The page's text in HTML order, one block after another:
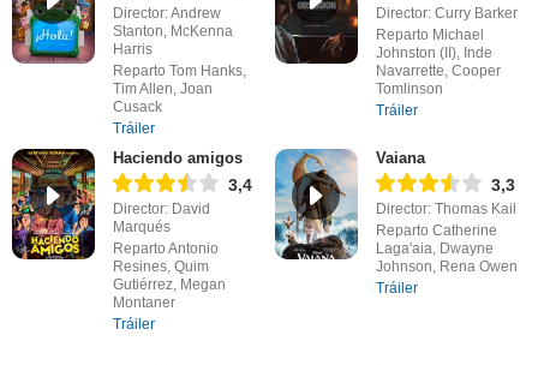
Director: Andrew
Stanton, McKenna
Harris
Reparto Tom Hanks,
Tim Allen, Joan
Cusack
Tráiler
Director: Curry Barker
Reparto Michael
Johnston (II), Inde
Navarrette, Cooper
Tomlinson
Tráiler
Haciendo amigos
3,4
Director: David
Marqués
Reparto Antonio
Resines, Quim
Gutiérrez, Megan
Montaner
Tráiler
Vaiana
3,3
Director: Thomas Kail
Reparto Catherine
Laga'aia, Dwayne
Johnson, Rena Owen
Tráiler